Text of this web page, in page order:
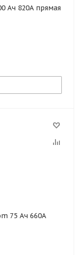
Ач 820А прямая
75 Ач 660А